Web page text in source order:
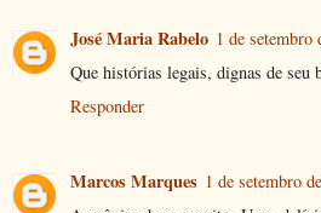
José Maria Rabelo 1 de setembro
Que histórias legais, dignas de seu
Responder
Marcos Marques 1 de setembro